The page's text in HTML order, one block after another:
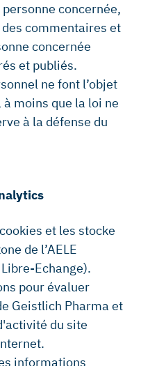
concernée,
commentaires et
concernée
et publiés.
ne font l’objet
moins que la loi ne
à la défense du
et les stocke
de l’AELE
Echange).
pour évaluer
Geistlich Pharma et
du site
informations